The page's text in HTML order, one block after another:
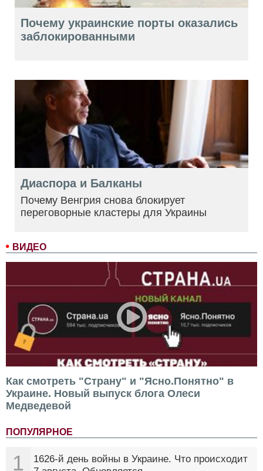
ВИДЕО
Как смотреть "Страну" и "Ясно.Понятно" в
Украине. Новый выпуск блога Олеси
Медведевой
ПОПУЛЯРНОЕ
1
1626-й день войны в Украине. Что происходит
Почему украинские порты оказались
заблокированными
Диаспора и Балканы
Почему Венгрия снова блокирует
переговорные кластеры для Украины